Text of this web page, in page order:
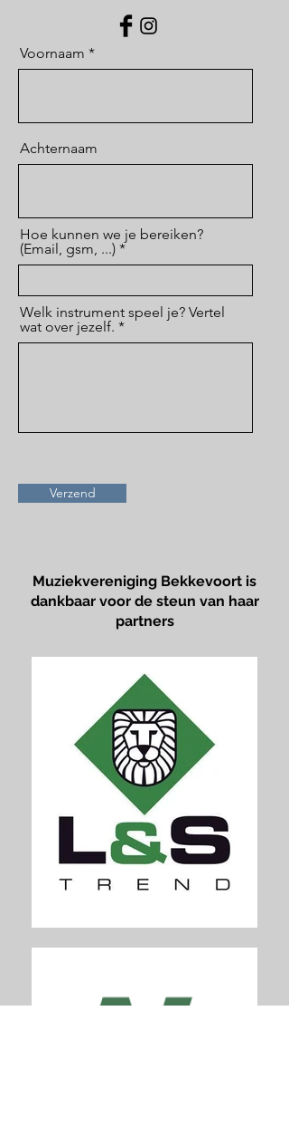
Voornaam
Achternaam
Hoe kunnen we je bereiken?
(Email, gsm, ...)
Welk instrument speel je? Vertel
wat over jezelf.
Verzend
Muziekvereniging Bekkevoort is
dankbaar voor de steun van haar
partners